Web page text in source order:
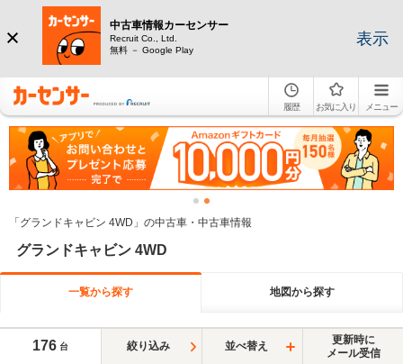
中古車情報カーセンサー
Recruit Co., Ltd.
無料 － Google Play
表示
履歴 お気に入り メニュー
「グランドキャビン 4WD」の中古車・中古車情報
グランドキャビン 4WD
一覧から探す 地図から探す
176 台 絞り込み 並べ替え
更新時に
メール受信